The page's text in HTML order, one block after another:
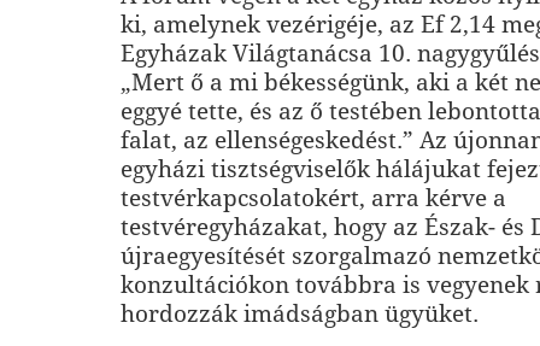
ki, amelynek vezérigéje, az Ef 2,14
Egyházak Világtanácsa 10.
„Mert ő a mi békességünk, aki a két
eggyé tette, és az ő testében
falat, az ellenségeskedést.” Az
egyházi tisztségviselők hálájukat
testvérkapcsolatokért, arra kérve a
testvéregyházakat, hogy az Észak- és
újraegyesítését szorgalmazó
konzultációkon továbbra is vegyenek
hordozzák imádságban ügyüket.